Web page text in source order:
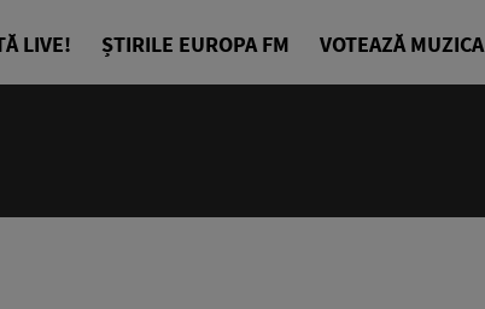
LIVE! ȘTIRILE EUROPA FM VOTEAZĂ MUZICA